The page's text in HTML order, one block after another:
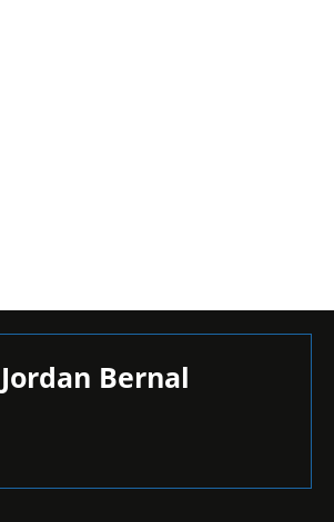
Jordan Bernal